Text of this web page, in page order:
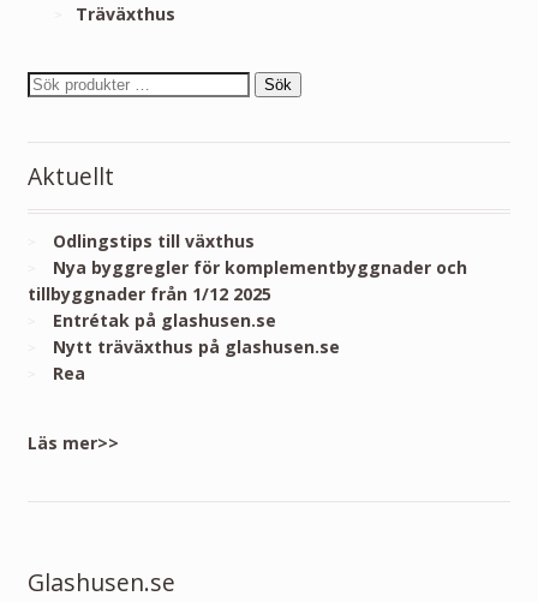
Träväxthus
Sök
Aktuellt
Odlingstips till växthus
Nya byggregler för komplementbyggnader och
tillbyggnader från 1/12 2025
Entrétak på glashusen.se
Nytt träväxthus på glashusen.se
Rea
Läs mer>>
Glashusen.se